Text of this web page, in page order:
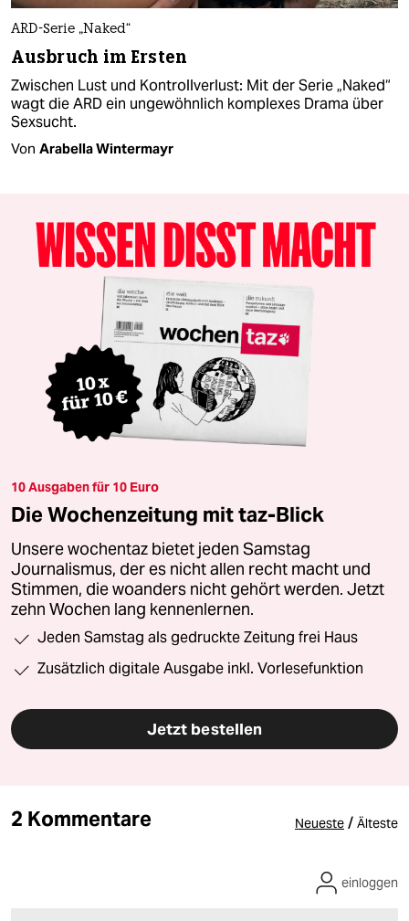
ARD-Serie „Naked“
Ausbruch im Ersten
Zwischen Lust und Kontrollverlust: Mit der Serie „Naked“
wagt die ARD ein ungewöhnlich komplexes Drama über
Sexsucht.
Von Arabella Wintermayr
10 Ausgaben für 10 Euro
Die Wochenzeitung mit taz-Blick
Unsere wochentaz bietet jeden Samstag
Journalismus, der es nicht allen recht macht und
Stimmen, die woanders nicht gehört werden. Jetzt
zehn Wochen lang kennenlernen.
Jeden Samstag als gedruckte Zeitung frei Haus
Zusätzlich digitale Ausgabe inkl. Vorlesefunktion
Jetzt bestellen
2 Kommentare Neueste / Älteste
einloggen